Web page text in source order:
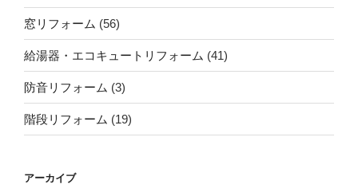
窓リフォーム (56)
給湯器・エコキュートリフォーム (41)
防音リフォーム (3)
階段リフォーム (19)
アーカイブ